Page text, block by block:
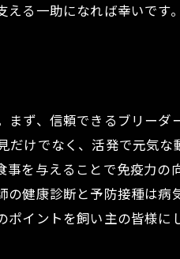
る一助になれば幸いです。
ず、信頼できるブリーダ
けでなく、活発で元気
を与えることで免疫力の
健康診断と予防接種は病
イントを飼い主の皆様に